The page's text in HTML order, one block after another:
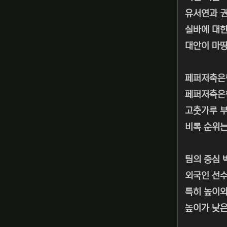
유서연과
실바에 대
대안이 마
페퍼저축
페퍼저축
고춧가루
비록 순위
팀의 중심
외국인 선
특히 높이
높이가 낮